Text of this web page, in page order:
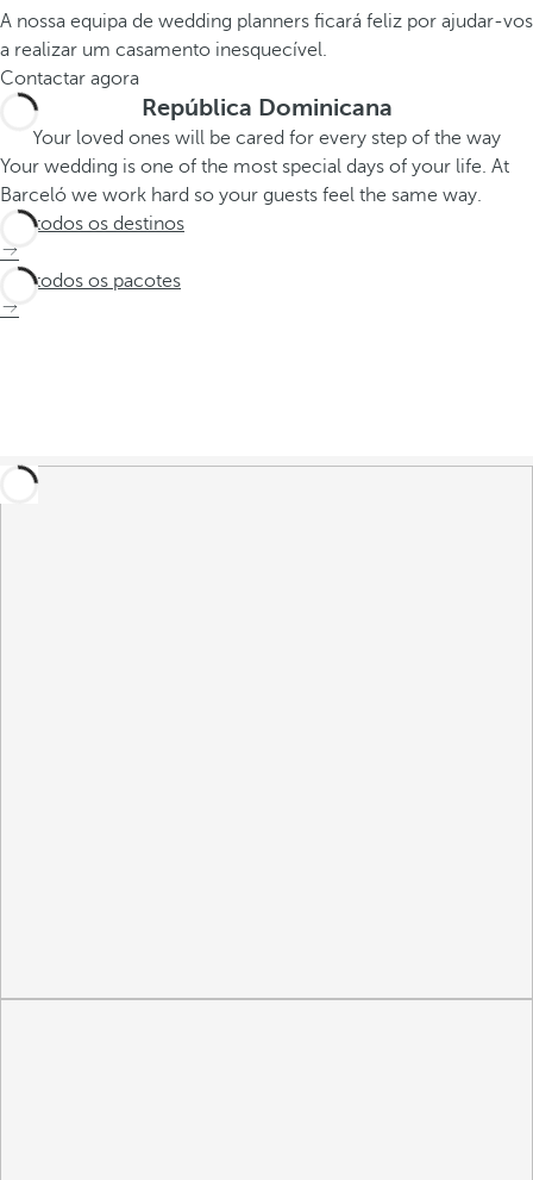
A nossa equipa de wedding planners ficará feliz por ajudar-vos
a realizar um casamento inesquecível.
Contactar agora
República Dominicana
Your loved ones will be cared for every step of the way
Your wedding is one of the most special days of your life. At
Barceló we work hard so your guests feel the same way.
Ver todos os destinos
Ver todos os pacotes